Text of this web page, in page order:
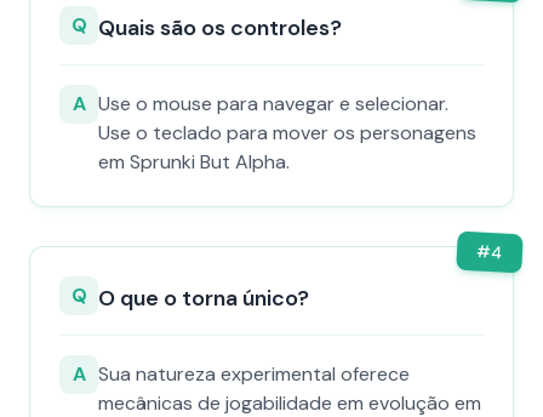
Q Quais são os controles?
A Use o mouse para navegar e selecionar.
Use o teclado para mover os personagens
em Sprunki But Alpha.
#4
Q O que o torna único?
A Sua natureza experimental oferece
mecânicas de jogabilidade em evolução em